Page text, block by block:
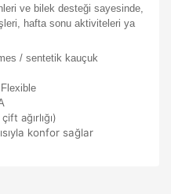
ve bilek desteği sayesinde,
hafta sonu aktiviteleri ya
mes / sentetik kauçuk
ağırlığı)
konfor sağlar